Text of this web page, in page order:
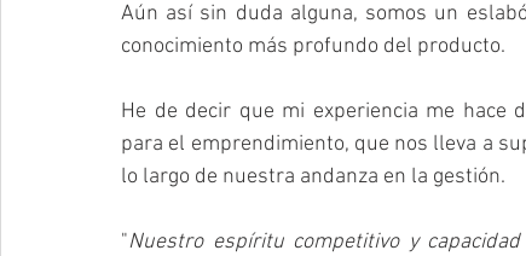
Aún así sin duda alguna, somos un
conocimiento más profundo del producto.
He de decir que mi experiencia me hace
para el emprendimiento, que nos lleva a
lo largo de nuestra andanza en la gestión.
"Nuestro espíritu competitivo y